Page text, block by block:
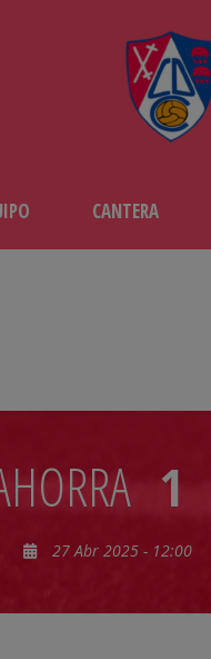
CANTERA
1
27 Abr 2025 - 12:00